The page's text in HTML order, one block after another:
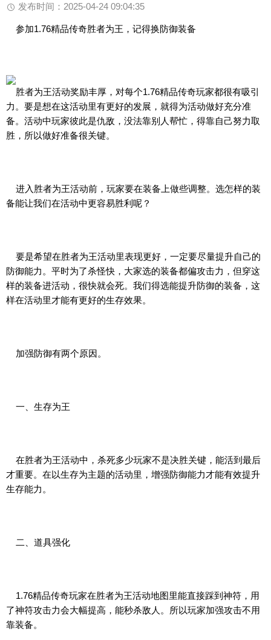
发布时间：2025-04-24 09:04:35
参加1.76精品传奇胜者为王，记得换防御装备
胜者为王活动奖励丰厚，对每个1.76精品传奇玩家都很有吸引
力。要是想在这活动里有更好的发展，就得为活动做好充分准
备。活动中玩家彼此是仇敌，没法靠别人帮忙，得靠自己努力取
胜，所以做好准备很关键。
进入胜者为王活动前，玩家要在装备上做些调整。选怎样的装
备能让我们在活动中更容易胜利呢？
要是希望在胜者为王活动里表现更好，一定要尽量提升自己的
防御能力。平时为了杀怪快，大家选的装备都偏攻击力，但穿这
样的装备进活动，很快就会死。我们得选能提升防御的装备，这
样在活动里才能有更好的生存效果。
加强防御有两个原因。
一、生存为王
在胜者为王活动中，杀死多少玩家不是决胜关键，能活到最后
才重要。在以生存为主题的活动里，增强防御能力才能有效提升
生存能力。
二、道具强化
1.76精品传奇玩家在胜者为王活动地图里能直接踩到神符，用
了神符攻击力会大幅提高，能秒杀敌人。所以玩家加强攻击不用
靠装备。